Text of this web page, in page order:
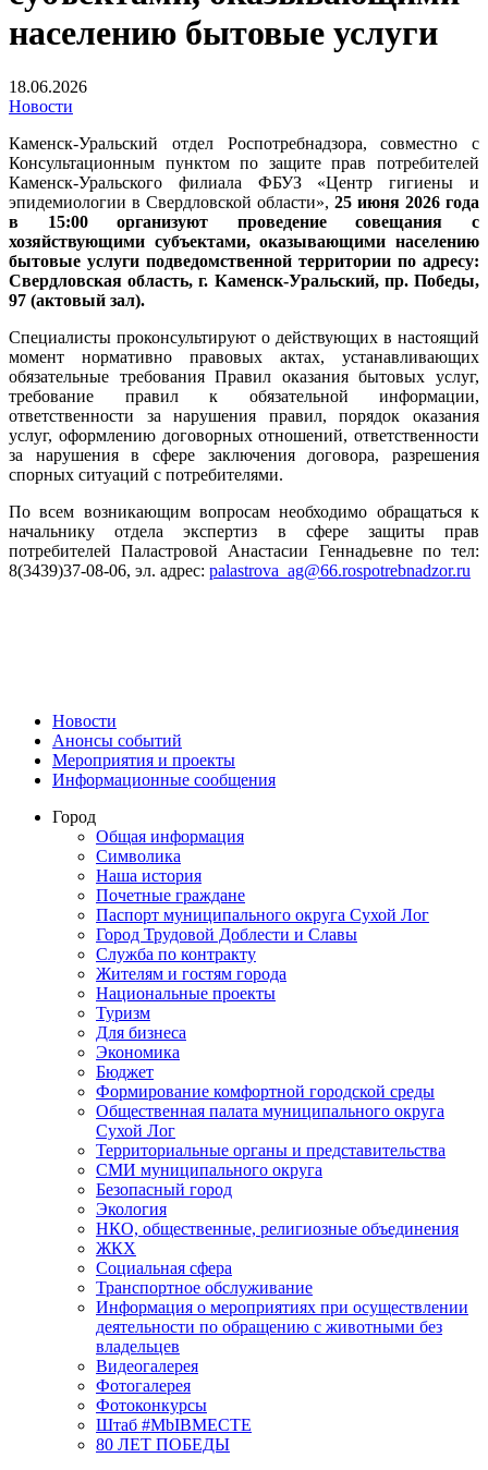
населению бытовые услуги
18.06.2026
Новости
Каменск-Уральский отдел Роспотребнадзора, совместно с
Консультационным пунктом по защите прав потребителей
Каменск-Уральского филиала ФБУЗ «Центр гигиены и
эпидемиологии в Свердловской области», 25 июня 2026 года
в 15:00 организуют проведение совещания с
хозяйствующими субъектами, оказывающими населению
бытовые услуги подведомственной территории по адресу:
Свердловская область, г. Каменск-Уральский, пр. Победы,
97 (актовый зал).
Специалисты проконсультируют о действующих в настоящий
момент нормативно правовых актах, устанавливающих
обязательные требования Правил оказания бытовых услуг,
требование правил к обязательной информации,
ответственности за нарушения правил, порядок оказания
услуг, оформлению договорных отношений, ответственности
за нарушения в сфере заключения договора, разрешения
спорных ситуаций с потребителями.
По всем возникающим вопросам необходимо обращаться к
начальнику отдела экспертиз в сфере защиты прав
потребителей Паластровой Анастасии Геннадьевне по тел:
8(3439)37-08-06, эл. адрес: palastrova_ag@66.rospotrebnadzor.ru
Новости
Анонсы событий
Мероприятия и проекты
Информационные сообщения
Город
Общая информация
Символика
Наша история
Почетные граждане
Паспорт муниципального округа Сухой Лог
Город Трудовой Доблести и Славы
Служба по контракту
Жителям и гостям города
Национальные проекты
Туризм
Для бизнеса
Экономика
Бюджет
Формирование комфортной городской среды
Общественная палата муниципального округа
Сухой Лог
Территориальные органы и представительства
СМИ муниципального округа
Безопасный город
Экология
НКО, общественные, религиозные объединения
ЖКХ
Социальная сфера
Транспортное обслуживание
Информация о мероприятиях при осуществлении
деятельности по обращению с животными без
владельцев
Видеогалерея
Фотогалерея
Фотоконкурсы
Штаб #MbIBMECTE
80 ЛЕТ ПОБЕДЫ